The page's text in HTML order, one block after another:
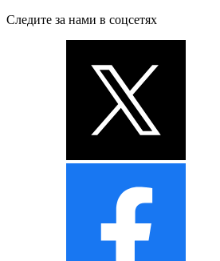
Следите за нами в соцсетях